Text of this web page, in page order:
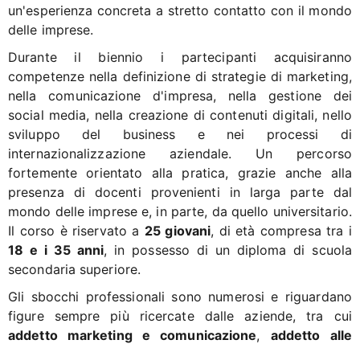
un'esperienza concreta a stretto contatto con il mondo
delle imprese.
Durante il biennio i partecipanti acquisiranno
competenze nella definizione di strategie di marketing,
nella comunicazione d'impresa, nella gestione dei
social media, nella creazione di contenuti digitali, nello
sviluppo del business e nei processi di
internazionalizzazione aziendale. Un percorso
fortemente orientato alla pratica, grazie anche alla
presenza di docenti provenienti in larga parte dal
mondo delle imprese e, in parte, da quello universitario.
Il corso è riservato a 25 giovani, di età compresa tra i
18 e i 35 anni, in possesso di un diploma di scuola
secondaria superiore.
Gli sbocchi professionali sono numerosi e riguardano
figure sempre più ricercate dalle aziende, tra cui
addetto marketing e comunicazione, addetto alle